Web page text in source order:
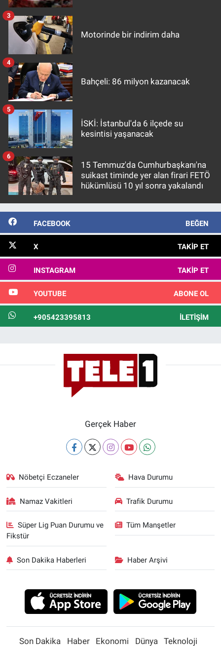
Motorinde bir indirim daha
3
Bahçeli: 86 milyon kazanacak
4
İSKİ: İstanbul'da 6 ilçede su
kesintisi yaşanacak
5
15 Temmuz'da Cumhurbaşkanı'na
suikast timinde yer alan firari FETÖ
hükümlüsü 10 yıl sonra yakalandı
6
FACEBOOK BEĞEN
X TAKIP ET
INSTAGRAM TAKIP ET
YOUTUBE ABONE OL
+905423395813 İLETIŞIM
Gerçek Haber
Nöbetçi Eczaneler Hava Durumu
Namaz Vakitleri Trafik Durumu
Süper Lig Puan Durumu ve
Fikstür
Tüm Manşetler
Son Dakika Haberleri Haber Arşivi
Son Dakika Haber Ekonomi Dünya Teknoloji